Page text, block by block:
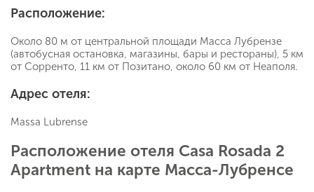
Расположение:
Около 80 м от центральной площади Масса Лубрензе
(автобусная остановка, магазины, бары и рестораны), 5 км
от Сорренто, 11 км от Позитано, около 60 км от Неаполя.
Адрес отеля:
Massa Lubrense
Расположение отеля Casa Rosada 2
Apartment на карте Масса-Лубренсе